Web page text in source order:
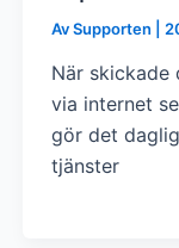
AvSupporten
När skickade
via internet
gör det
tjänster